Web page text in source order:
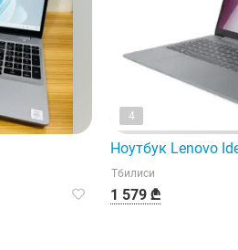
4
Ноутбук Lenovo
Тбилиси
1 579 ₾